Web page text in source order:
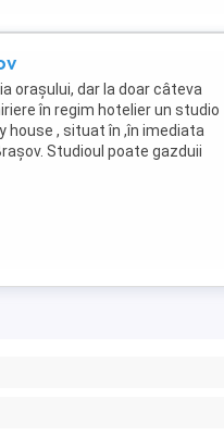
orașului, dar la doar câteva
în regim hotelier un studio
house , situat în ,în imediata
Studioul poate gazduii